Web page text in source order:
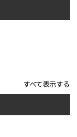
すべて表示する